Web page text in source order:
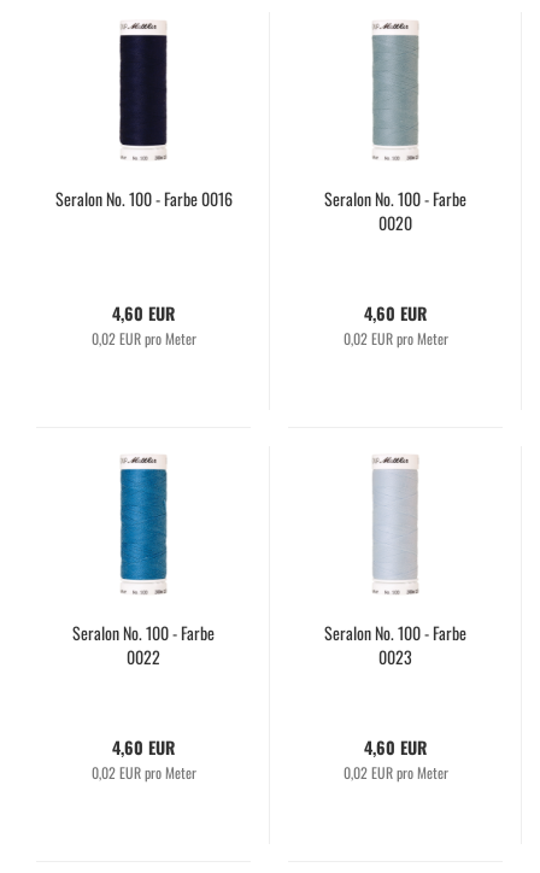
Seralon No. 100 - Farbe 0016
4,60 EUR
0,02 EUR pro Meter
Seralon No. 100 - Farbe
0020
4,60 EUR
0,02 EUR pro Meter
Seralon No. 100 - Farbe
0022
4,60 EUR
0,02 EUR pro Meter
Seralon No. 100 - Farbe
0023
4,60 EUR
0,02 EUR pro Meter